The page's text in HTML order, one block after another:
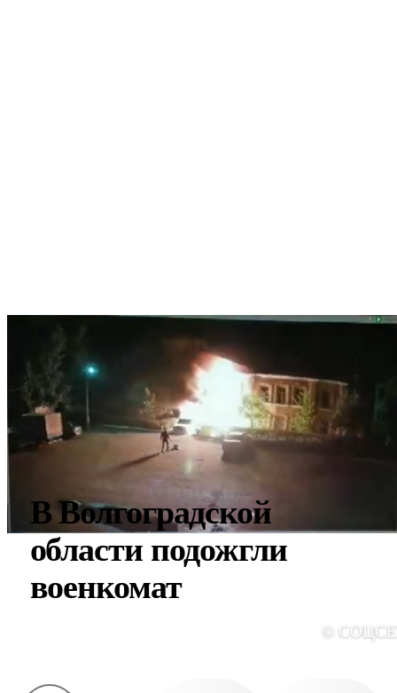
В Волгоградской
области подожгли
военкомат
©